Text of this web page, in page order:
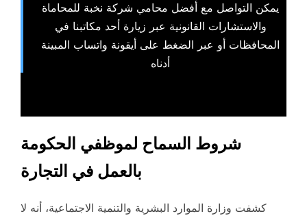
يمكن التواصل مع أفضل محامي شركة نخبة للمحاماة
والاستشارات القانونية عبر زيارة أحد مكاتبنا في
المحافظات أو عبر الضغط على أيقونة واتساب المبينة
أدناه
شروط السماح لموظفي الحكومة
بالعمل في التجارة
كشفت وزارة الموارد البشرية والتنمية الاجتماعية، أنه لا